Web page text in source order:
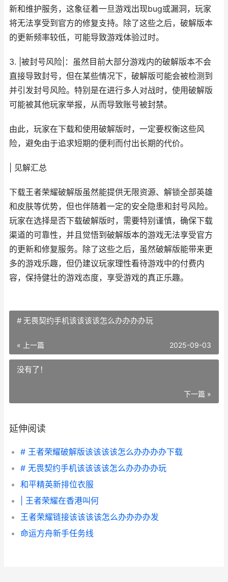
新和维护服务，这象征着一旦游戏出现bug或漏洞，玩家
将无法享受到官方的修复支持。除了这些之后，破解版本
的更新频率较低，可能导致游戏体验过时。
3. |被封号风险|：虽然目前大部分游戏内的破解版本不会
直接导致封号，但在某些情况下，破解版可能会被检测到
并引发封号风险。特别是在进行多人对战时，使用破解版
可能被其他玩家举报，从而导致账号被封禁。
由此，玩家在下载和使用破解版时，一定要权衡这些风
险，避免由于追求短期的便利而付出长期的代价。
| 见解汇总
下载王者荣耀破解版虽然能提供无限资源、解锁全部英雄
和皮肤等优势，但也伴随着一定的安全隐患和封号风险。
玩家在选择是否下载破解版时，需要特别谨慎，确保下载
渠道的可靠性，并且觉悟到破解版本的游戏无法享受官方
的更新和修复服务。除了这些之后，虽然破解版能带来更
多的游戏乐趣，但仍建议玩家理性看待游戏中的付费内
容，保持健壮的游戏态度，享受游戏的真正乐趣。
# 无畏契约手机该该该该怎么办办办办玩
« 上一篇 2025-09-03
没有了！
下一篇 »
延伸阅读
# 王者荣耀破解版该该该该怎么办办办办下载
# 无畏契约手机该该该该怎么办办办办玩
和平精英新排位衣服
| 王者荣耀在香港叫何
王者荣耀链接该该该该怎么办办办办发
命运方舟新手任务线